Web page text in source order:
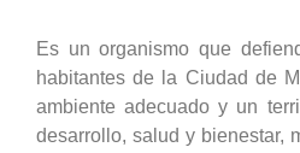
Es un organismo que
habitantes de la Ciudad de
ambiente adecuado y un
desarrollo, salud y bienestar,